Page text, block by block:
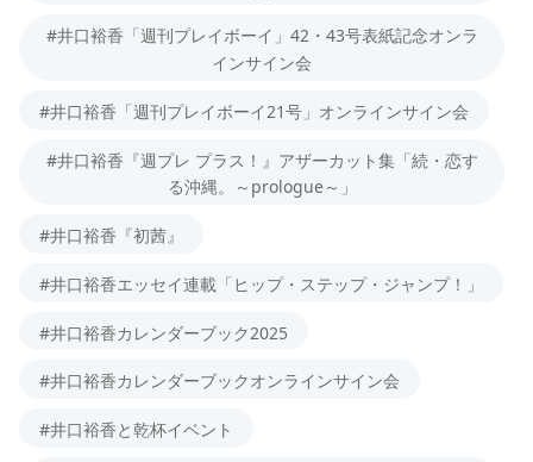
#井口裕香「週刊プレイボーイ」42・43号表紙記念オンラ
インサイン会
#井口裕香「週刊プレイボーイ21号」オンラインサイン会
#井口裕香『週プレ プラス！』アザーカット集「続・恋す
る沖縄。～prologue～」
#井口裕香『初茜』
#井口裕香エッセイ連載「ヒップ・ステップ・ジャンプ！」
#井口裕香カレンダーブック2025
#井口裕香カレンダーブックオンラインサイン会
#井口裕香と乾杯イベント